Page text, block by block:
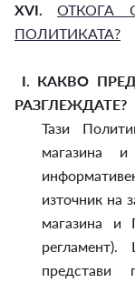
XVI.
ОТКОГА
ПОЛИТИКАТА?
I. КАКВО
РАЗГЛЕЖДАТЕ?
Тази
магазина
източник на
магазина и
представи